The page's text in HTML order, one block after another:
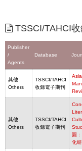
TSSCI/TAHCI
Publisher
/
Agents
Database
其他
Others
TSSCI/TAHCI
收錄電子期刊
其他
Others
TSSCI/TAHCI
收錄電子期刊
圓
化